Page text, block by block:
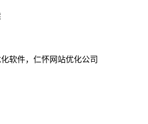
软件，仁怀网站优化公司